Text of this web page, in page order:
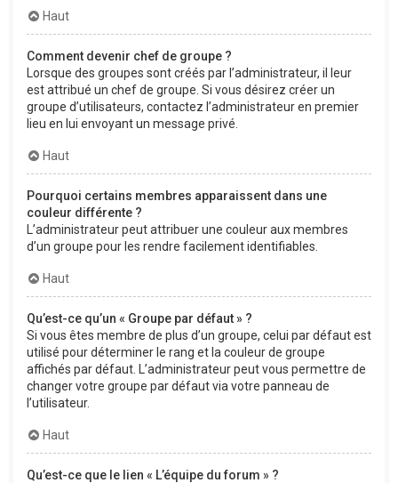
Haut
Comment devenir chef de groupe ?
Lorsque des groupes sont créés par l’administrateur, il leur
est attribué un chef de groupe. Si vous désirez créer un
groupe d’utilisateurs, contactez l’administrateur en premier
lieu en lui envoyant un message privé.
Haut
Pourquoi certains membres apparaissent dans une
couleur différente ?
L’administrateur peut attribuer une couleur aux membres
d’un groupe pour les rendre facilement identifiables.
Haut
Qu’est-ce qu’un « Groupe par défaut » ?
Si vous êtes membre de plus d’un groupe, celui par défaut est
utilisé pour déterminer le rang et la couleur de groupe
affichés par défaut. L’administrateur peut vous permettre de
changer votre groupe par défaut via votre panneau de
l’utilisateur.
Haut
Qu’est-ce que le lien « L’équipe du forum » ?